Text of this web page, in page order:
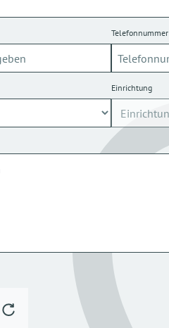
Telefonnummer
Einrichtung